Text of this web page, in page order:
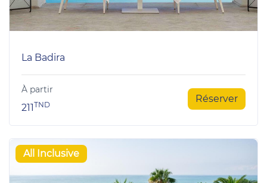
La Badira
À partir
211TND Réserver
All Inclusive